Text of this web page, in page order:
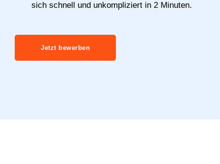
sich schnell und unkompliziert in 2 Minuten.
Jetzt bewerben